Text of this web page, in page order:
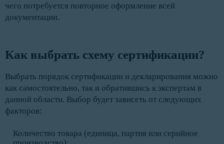
чего потребуется повторное оформление всей
документации.
Как выбрать схему сертификации?
Выбрать порядок сертификации и декларирования можно
как самостоятельно, так и обратившись к экспертам в
данной области. Выбор будет зависеть от следующих
факторов:
Количество товара (единица, партия или серийное